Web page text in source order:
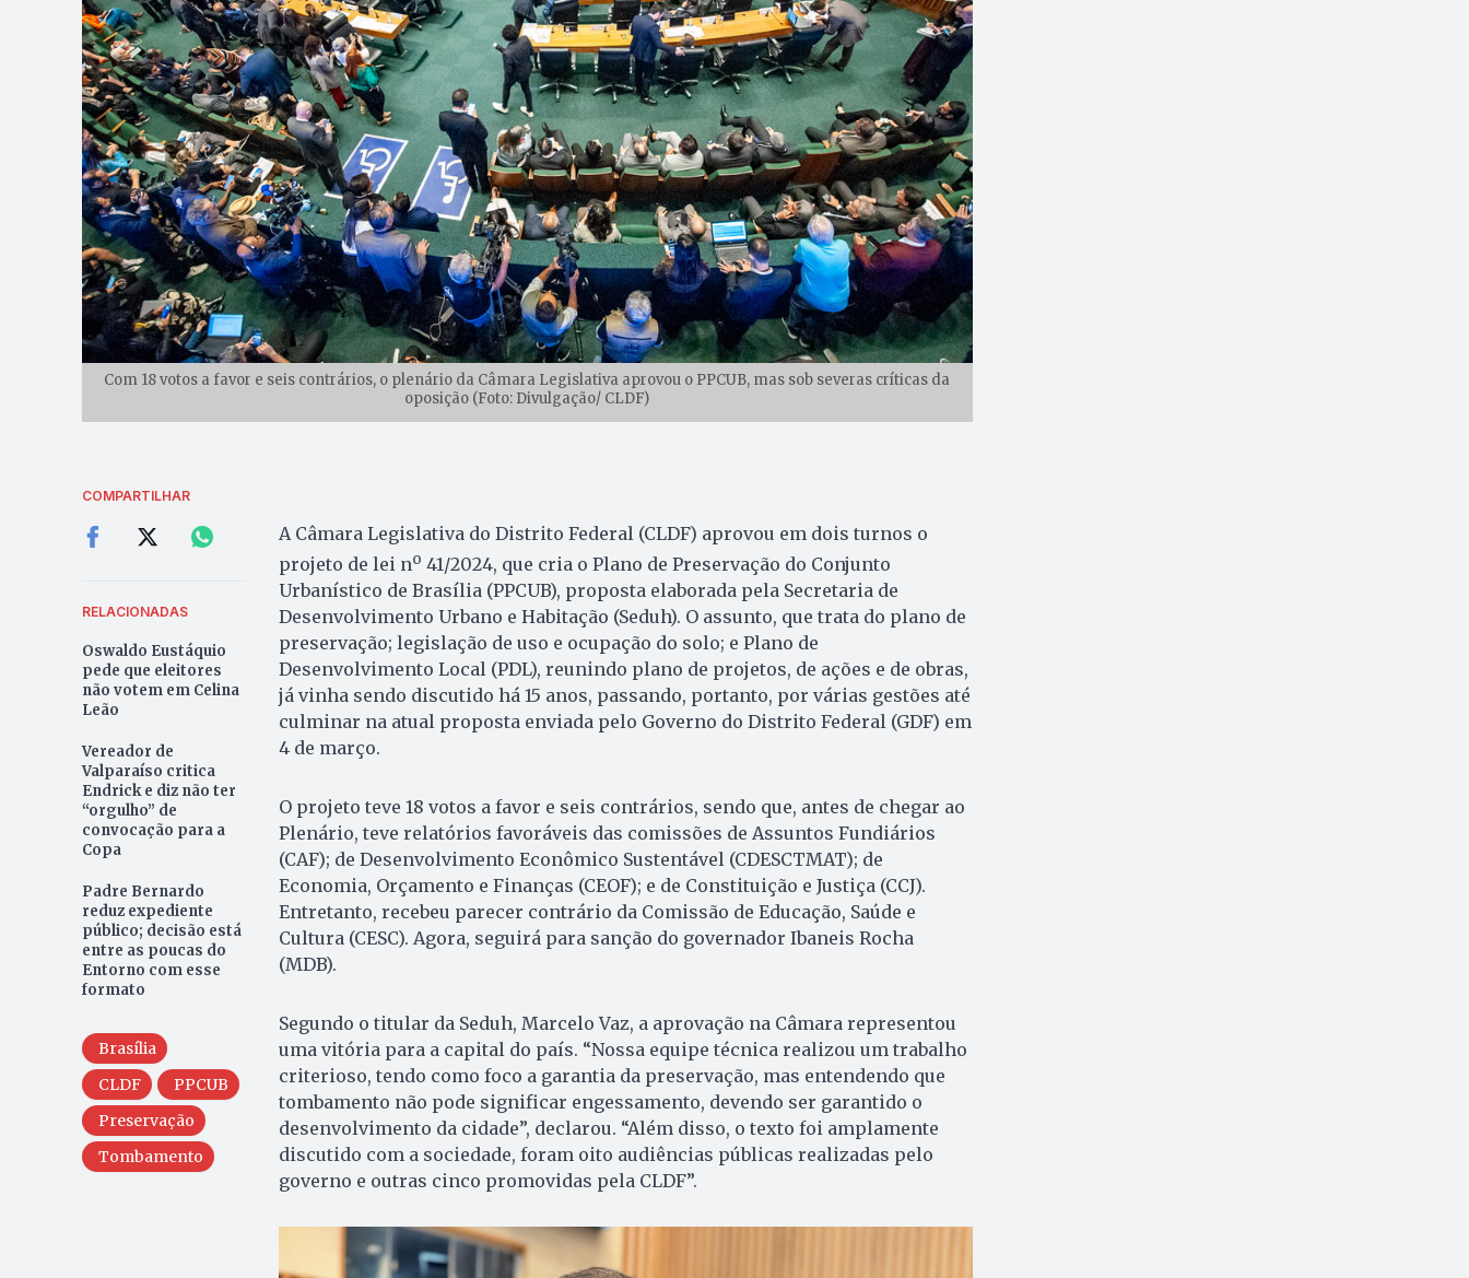
Com 18 votos a favor e seis contrários, o plenário da Câmara Legislativa aprovou o PPCUB, mas sob severas críticas da
oposição (Foto: Divulgação/ CLDF)
COMPARTILHAR
RELACIONADAS
Oswaldo Eustáquio
pede que eleitores
não votem em Celina
Leão
Vereador de
Valparaíso critica
Endrick e diz não ter
“orgulho” de
convocação para a
Copa
Padre Bernardo
reduz expediente
público; decisão está
entre as poucas do
Entorno com esse
formato
Brasília
CLDF
PPCUB
Preservação
Tombamento
A Câmara Legislativa do Distrito Federal (CLDF) aprovou em dois turnos o
projeto de lei no 41/2024, que cria o Plano de Preservação do Conjunto
Urbanístico de Brasília (PPCUB), proposta elaborada pela Secretaria de
Desenvolvimento Urbano e Habitação (Seduh). O assunto, que trata do plano de
preservação; legislação de uso e ocupação do solo; e Plano de
Desenvolvimento Local (PDL), reunindo plano de projetos, de ações e de obras,
já vinha sendo discutido há 15 anos, passando, portanto, por várias gestões até
culminar na atual proposta enviada pelo Governo do Distrito Federal (GDF) em
4 de março.
O projeto teve 18 votos a favor e seis contrários, sendo que, antes de chegar ao
Plenário, teve relatórios favoráveis das comissões de Assuntos Fundiários
(CAF); de Desenvolvimento Econômico Sustentável (CDESCTMAT); de
Economia, Orçamento e Finanças (CEOF); e de Constituição e Justiça (CCJ).
Entretanto, recebeu parecer contrário da Comissão de Educação, Saúde e
Cultura (CESC). Agora, seguirá para sanção do governador Ibaneis Rocha
(MDB).
Segundo o titular da Seduh, Marcelo Vaz, a aprovação na Câmara representou
uma vitória para a capital do país. “Nossa equipe técnica realizou um trabalho
criterioso, tendo como foco a garantia da preservação, mas entendendo que
tombamento não pode significar engessamento, devendo ser garantido o
desenvolvimento da cidade”, declarou. “Além disso, o texto foi amplamente
discutido com a sociedade, foram oito audiências públicas realizadas pelo
governo e outras cinco promovidas pela CLDF”.